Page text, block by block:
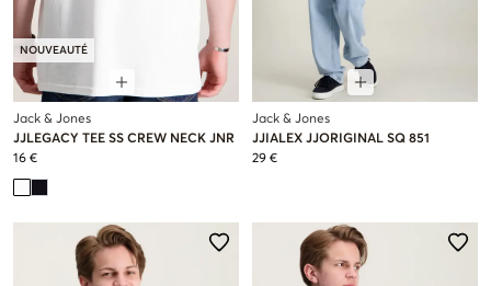
NOUVEAUTÉ
Jack & Jones
JJLEGACY TEE SS CREW NECK JNR
16 €
Jack & Jones
JJIALEX JJORIGINAL SQ 851
29 €